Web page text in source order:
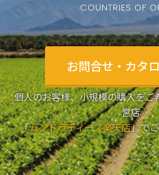
COUNTRIES OF
お問合せ・カタ
個人のお客様、小規模の購入をご
営店
「ムンドラティーノ楽天店」で